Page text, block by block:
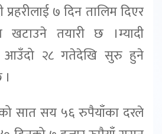
७ दिन तालिम दिएर
खटाउने तयारी छ ।म्यादी
आउँदो २८ गतेदेखि सुरु हुने
सात सय ५६ रुपैयाँका दरले